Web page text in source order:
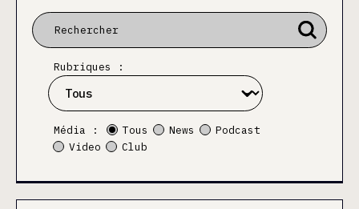
Rubriques :
Média : Tous News
Podcast
Video
Club